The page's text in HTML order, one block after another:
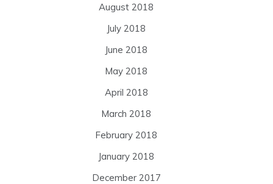
August 2018
July 2018
June 2018
May 2018
April 2018
March 2018
February 2018
January 2018
December 2017